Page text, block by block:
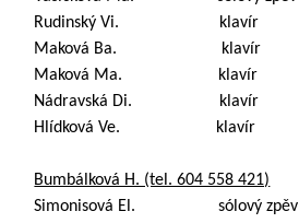
Rudinský Vi. klavír
Maková Ba. klavír
Maková Ma. klavír
Nádravská Di. klavír
Hlídková Ve. klavír
Bumbálková H. (tel. 604 558 421)
Simonisová El. sólový zpěv